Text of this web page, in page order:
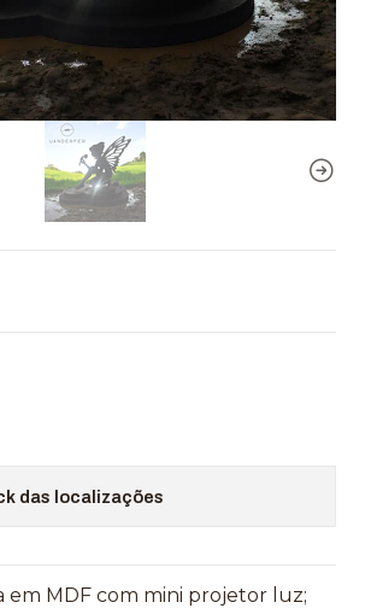
das localizações
em MDF com mini projetor luz;